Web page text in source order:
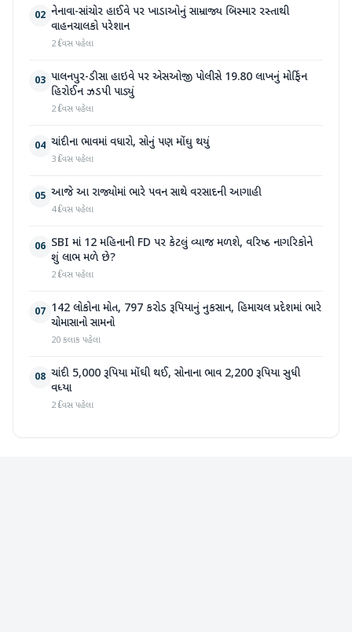
02 નેનાવા-સાંચોર હાઈવે પર ખાડાઓનું સામ્રાજ્ય બિસ્માર રસ્તાથી
વાહનચાલકો પરેશાન
2 દિવસ પહેલા
03 પાલનપુર-ડીસા હાઇવે પર એસઓજી પોલીસે 19.80 લાખનું મોર્ફિન
હિરોઈન ઝડપી પાડ્યું
2 દિવસ પહેલા
04 ચાંદીના ભાવમાં વધારો, સોનું પણ મોંઘુ થયું
3 દિવસ પહેલા
05 આજે આ રાજ્યોમાં ભારે પવન સાથે વરસાદની આગાહી
4 દિવસ પહેલા
06 SBI માં 12 મહિનાની FD પર કેટલું વ્યાજ મળશે, વરિષ્ઠ નાગરિકોને
શું લાભ મળે છે?
2 દિવસ પહેલા
07 142 લોકોના મોત, 797 કરોડ રૂપિયાનું નુકસાન, હિમાચલ પ્રદેશમાં ભારે
ચોમાસાનો સામનો
20 કલાક પહેલા
08 ચાંદી 5,000 રૂપિયા મોંઘી થઈ, સોનાના ભાવ 2,200 રૂપિયા સુધી
વધ્યા
2 દિવસ પહેલા